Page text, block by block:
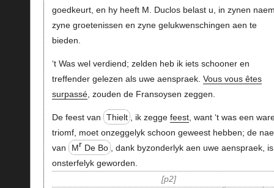
goedkeurt, en hy heeft M. Duclos belast u, in zynen
zyne groetenissen en zyne gelukwenschingen aen te
bieden.
‘t Was wel verdiend; zelden heb ik iets schooner en
treffender gelezen als uwe aenspraek. Vous vous êtes
surpassé, zouden de Fransoysen zeggen.
De feest van Thielt , ik zeggefeest , want ‘t was een
triomf, moet onzeggelyk schoon geweest hebben; de
van
Mr De Bo
, dank byzonderlyk aen uwe aenspraek, is
onsterfelyk geworden.
p2